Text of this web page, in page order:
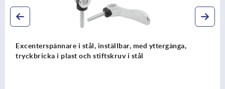
Excenterspännare rostfritt stål, med inner- och
yttergänga, tryckbricka och stiftskruv i rostfritt stål